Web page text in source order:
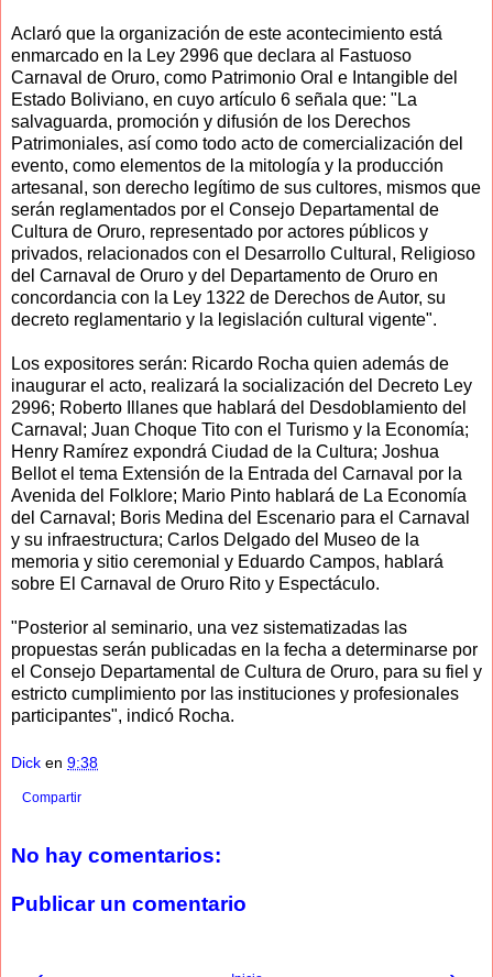
Aclaró que la organización de este acontecimiento está
enmarcado en la Ley 2996 que declara al Fastuoso
Carnaval de Oruro, como Patrimonio Oral e Intangible del
Estado Boliviano, en cuyo artículo 6 señala que: "La
salvaguarda, promoción y difusión de los Derechos
Patrimoniales, así como todo acto de comercialización del
evento, como elementos de la mitología y la producción
artesanal, son derecho legítimo de sus cultores, mismos que
serán reglamentados por el Consejo Departamental de
Cultura de Oruro, representado por actores públicos y
privados, relacionados con el Desarrollo Cultural, Religioso
del Carnaval de Oruro y del Departamento de Oruro en
concordancia con la Ley 1322 de Derechos de Autor, su
decreto reglamentario y la legislación cultural vigente".
Los expositores serán: Ricardo Rocha quien además de
inaugurar el acto, realizará la socialización del Decreto Ley
2996; Roberto Illanes que hablará del Desdoblamiento del
Carnaval; Juan Choque Tito con el Turismo y la Economía;
Henry Ramírez expondrá Ciudad de la Cultura; Joshua
Bellot el tema Extensión de la Entrada del Carnaval por la
Avenida del Folklore; Mario Pinto hablará de La Economía
del Carnaval; Boris Medina del Escenario para el Carnaval
y su infraestructura; Carlos Delgado del Museo de la
memoria y sitio ceremonial y Eduardo Campos, hablará
sobre El Carnaval de Oruro Rito y Espectáculo.
"Posterior al seminario, una vez sistematizadas las
propuestas serán publicadas en la fecha a determinarse por
el Consejo Departamental de Cultura de Oruro, para su fiel y
estricto cumplimiento por las instituciones y profesionales
participantes", indicó Rocha.
Dick en 9:38
Compartir
No hay comentarios:
Publicar un comentario